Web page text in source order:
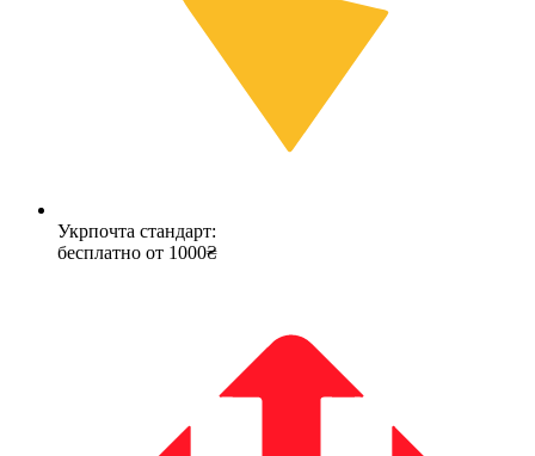
Укрпочта стандарт:
бесплатно от 1000₴